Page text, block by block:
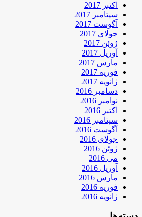
اکتبر 2017
سپتامبر 2017
آگوست 2017
جولای 2017
ژوئن 2017
آوریل 2017
مارس 2017
فوریه 2017
ژانویه 2017
دسامبر 2016
نوامبر 2016
اکتبر 2016
سپتامبر 2016
آگوست 2016
جولای 2016
ژوئن 2016
می 2016
آوریل 2016
مارس 2016
فوریه 2016
ژانویه 2016